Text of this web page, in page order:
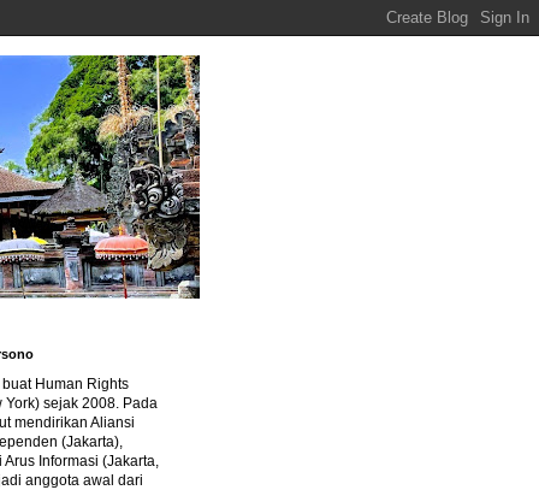
Human Rights
York) sejak 2008. Pada
mendirikan Aliansi
(Jakarta),
Arus Informasi (Jakarta,
anggota awal dari